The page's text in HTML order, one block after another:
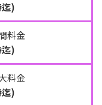
)
料金
)
料金
)